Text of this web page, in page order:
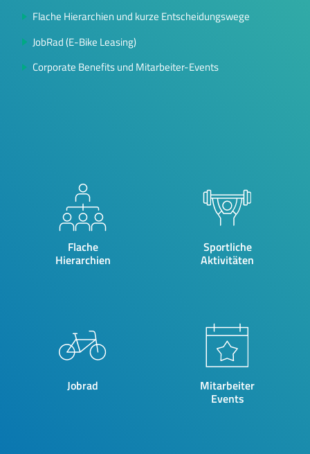
Flache Hierarchien und kurze Entscheidungswege
JobRad (E-Bike Leasing)
Corporate Benefits und Mitarbeiter-Events
Flache
Hierarchien
Sportliche
Aktivitäten
Jobrad Mitarbeiter
Events